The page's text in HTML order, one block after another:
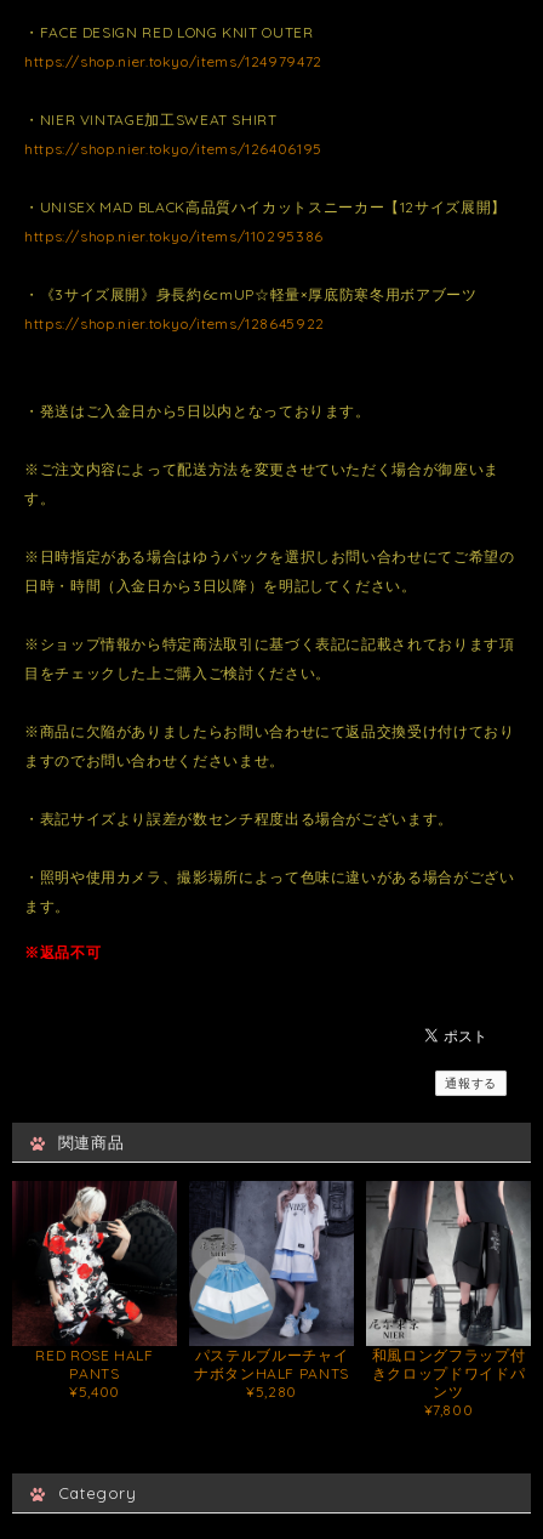
・FACE DESIGN RED LONG KNIT OUTER
https://shop.nier.tokyo/items/124979472
・NIER VINTAGE加工SWEAT SHIRT
https://shop.nier.tokyo/items/126406195
・UNISEX MAD BLACK高品質ハイカットスニーカー【12サイズ展開】
https://shop.nier.tokyo/items/110295386
・《3サイズ展開》身長約6cmUP☆軽量×厚底防寒冬用ボアブーツ
https://shop.nier.tokyo/items/128645922
・発送はご入金日から5日以内となっております。
※ご注文内容によって配送方法を変更させていただく場合が御座いま
す。
※日時指定がある場合はゆうパックを選択しお問い合わせにてご希望の
日時・時間（入金日から3日以降）を明記してください。
※ショップ情報から特定商法取引に基づく表記に記載されております項
目をチェックした上ご購入ご検討ください。
※商品に欠陥がありましたらお問い合わせにて返品交換受け付けており
ますのでお問い合わせくださいませ。
・表記サイズより誤差が数センチ程度出る場合がございます。
・照明や使用カメラ、撮影場所によって色味に違いがある場合がござい
ます。
※返品不可
通報する
関連商品
RED ROSE HALF
PANTS
¥5,400
パステルブルーチャイ
ナボタンHALF PANTS
¥5,280
和風ロングフラップ付
きクロップドワイドパ
ンツ
¥7,800
Category